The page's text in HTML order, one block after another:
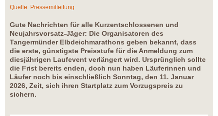
Quelle: Pressemitteilung
Gute Nachrichten für alle Kurzentschlossenen und
Neujahrsvorsatz-Jäger: Die Organisatoren des
Tangermünder Elbdeichmarathons geben bekannt, dass
die erste, günstigste Preisstufe für die Anmeldung zum
diesjährigen Laufevent verlängert wird. Ursprünglich sollte
die Frist bereits enden, doch nun haben Läuferinnen und
Läufer noch bis einschließlich Sonntag, den 11. Januar
2026, Zeit, sich ihren Startplatz zum Vorzugspreis zu
sichern.